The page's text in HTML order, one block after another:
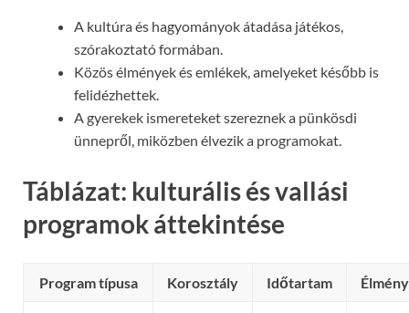
A kultúra és hagyományok átadása játékos,
szórakoztató formában.
Közös élmények és emlékek, amelyeket később is
felidézhettek.
A gyerekek ismereteket szereznek a pünkösdi
ünnepről, miközben élvezik a programokat.
Táblázat: kulturális és vallási
programok áttekintése
Program típusa Korosztály Időtartam